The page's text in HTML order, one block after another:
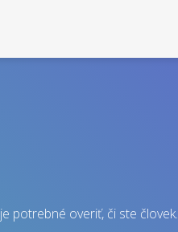
je potrebné overiť, či ste človek.